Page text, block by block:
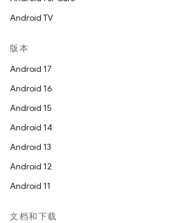
Android TV
版本
Android 17
Android 16
Android 15
Android 14
Android 13
Android 12
Android 11
文档和下载